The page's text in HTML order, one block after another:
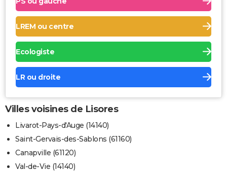
LREM ou centre
Ecologiste
LR ou droite
Villes voisines de Lisores
Livarot-Pays-d'Auge (14140)
Saint-Gervais-des-Sablons (61160)
Canapville (61120)
Val-de-Vie (14140)